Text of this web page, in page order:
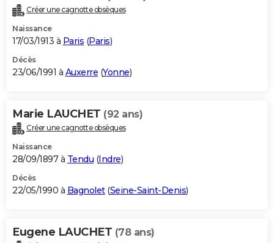
Créer une cagnotte obsèques
Naissance
17/03/1913 à Paris (Paris)
Décès
23/06/1991 à Auxerre (Yonne)
Marie LAUCHET (92 ans)
Créer une cagnotte obsèques
Naissance
28/09/1897 à Tendu (Indre)
Décès
22/05/1990 à Bagnolet(Seine-Saint-Denis)
Eugene LAUCHET (78 ans)